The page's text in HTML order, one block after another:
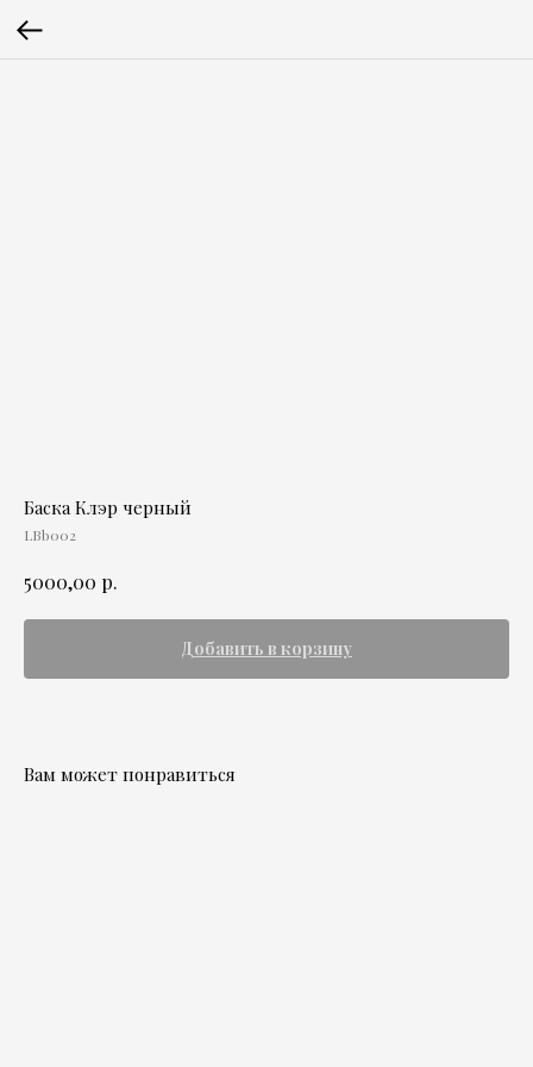
Баска Клэр черный
LBb002
5000,00 р.
Добавить в корзину
Вам может понравиться